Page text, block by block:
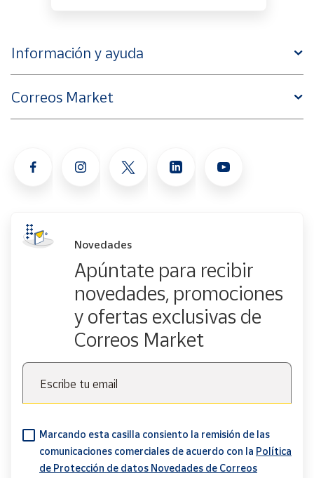
Información y ayuda
Correos Market
Novedades
Apúntate para recibir
novedades, promociones
y ofertas exclusivas de
Correos Market
Escribe tu email
Marcando esta casilla consiento la remisión de las
comunicaciones comerciales de acuerdo con la Política
de Protección de datos Novedades de Correos